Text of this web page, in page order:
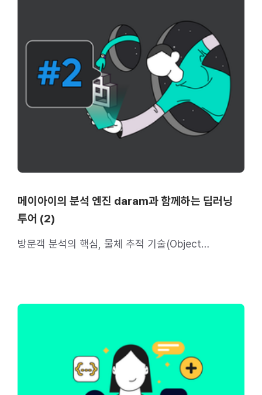
메이아이의 분석 엔진 daram과 함께하는 딥러닝
투어 (2)
방문객 분석의 핵심, 물체 추적 기술(Object